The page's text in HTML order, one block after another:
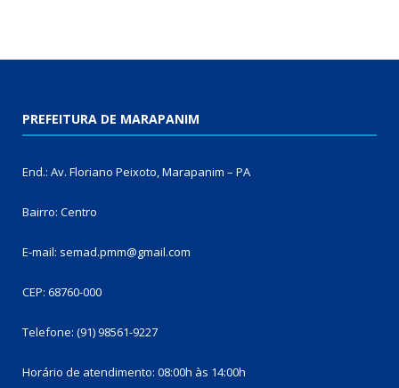
PREFEITURA DE MARAPANIM
End.: Av. Floriano Peixoto, Marapanim – PA
Bairro: Centro
E-mail: semad.pmm@gmail.com
CEP: 68760-000
Telefone: (91) 98561-9227
Horário de atendimento: 08:00h às 14:00h